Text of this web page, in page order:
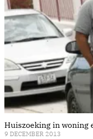
Huiszoeking in woning
9 DECEMBER 2013